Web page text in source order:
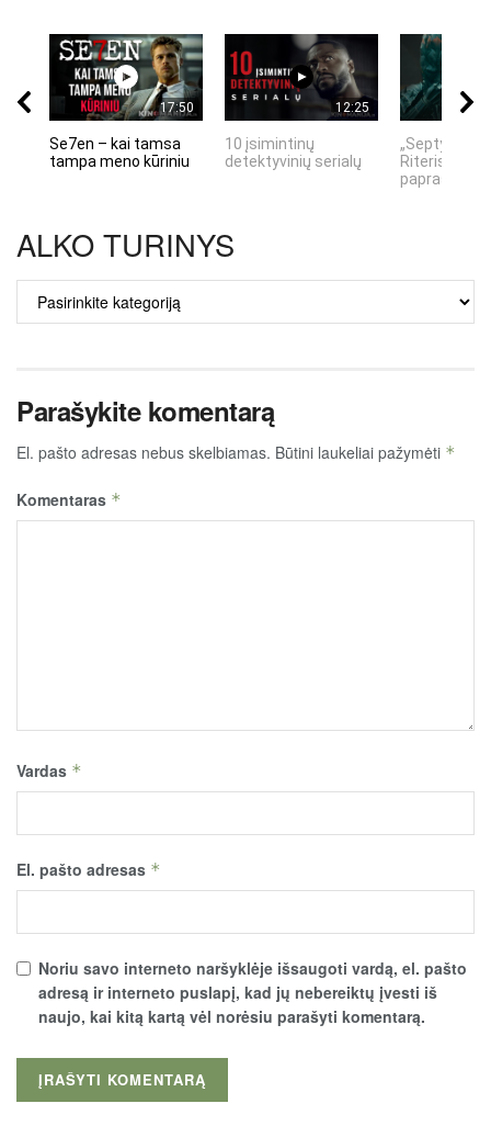
17:50
Se7en – kai tamsa
tampa meno kūriniu
12:25
10 įsimintinų
detektyvinių serialų
„Septynių
Riteris" – kai
ALKO TURINYS
TURINYS
Parašykite komentarą
El. pašto adresas nebus skelbiamas. Būtini laukeliai pažymėti *
Komentaras *
Vardas *
El. pašto adresas *
Noriu savo interneto naršyklėje išsaugoti vardą, el. pašto
adresą ir interneto puslapį, kad jų nebereiktų įvesti iš
naujo, kai kitą kartą vėl norėsiu parašyti komentarą.